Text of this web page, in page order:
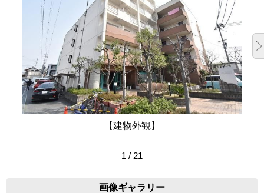
【建物外観】
1 / 21
画像ギャラリー